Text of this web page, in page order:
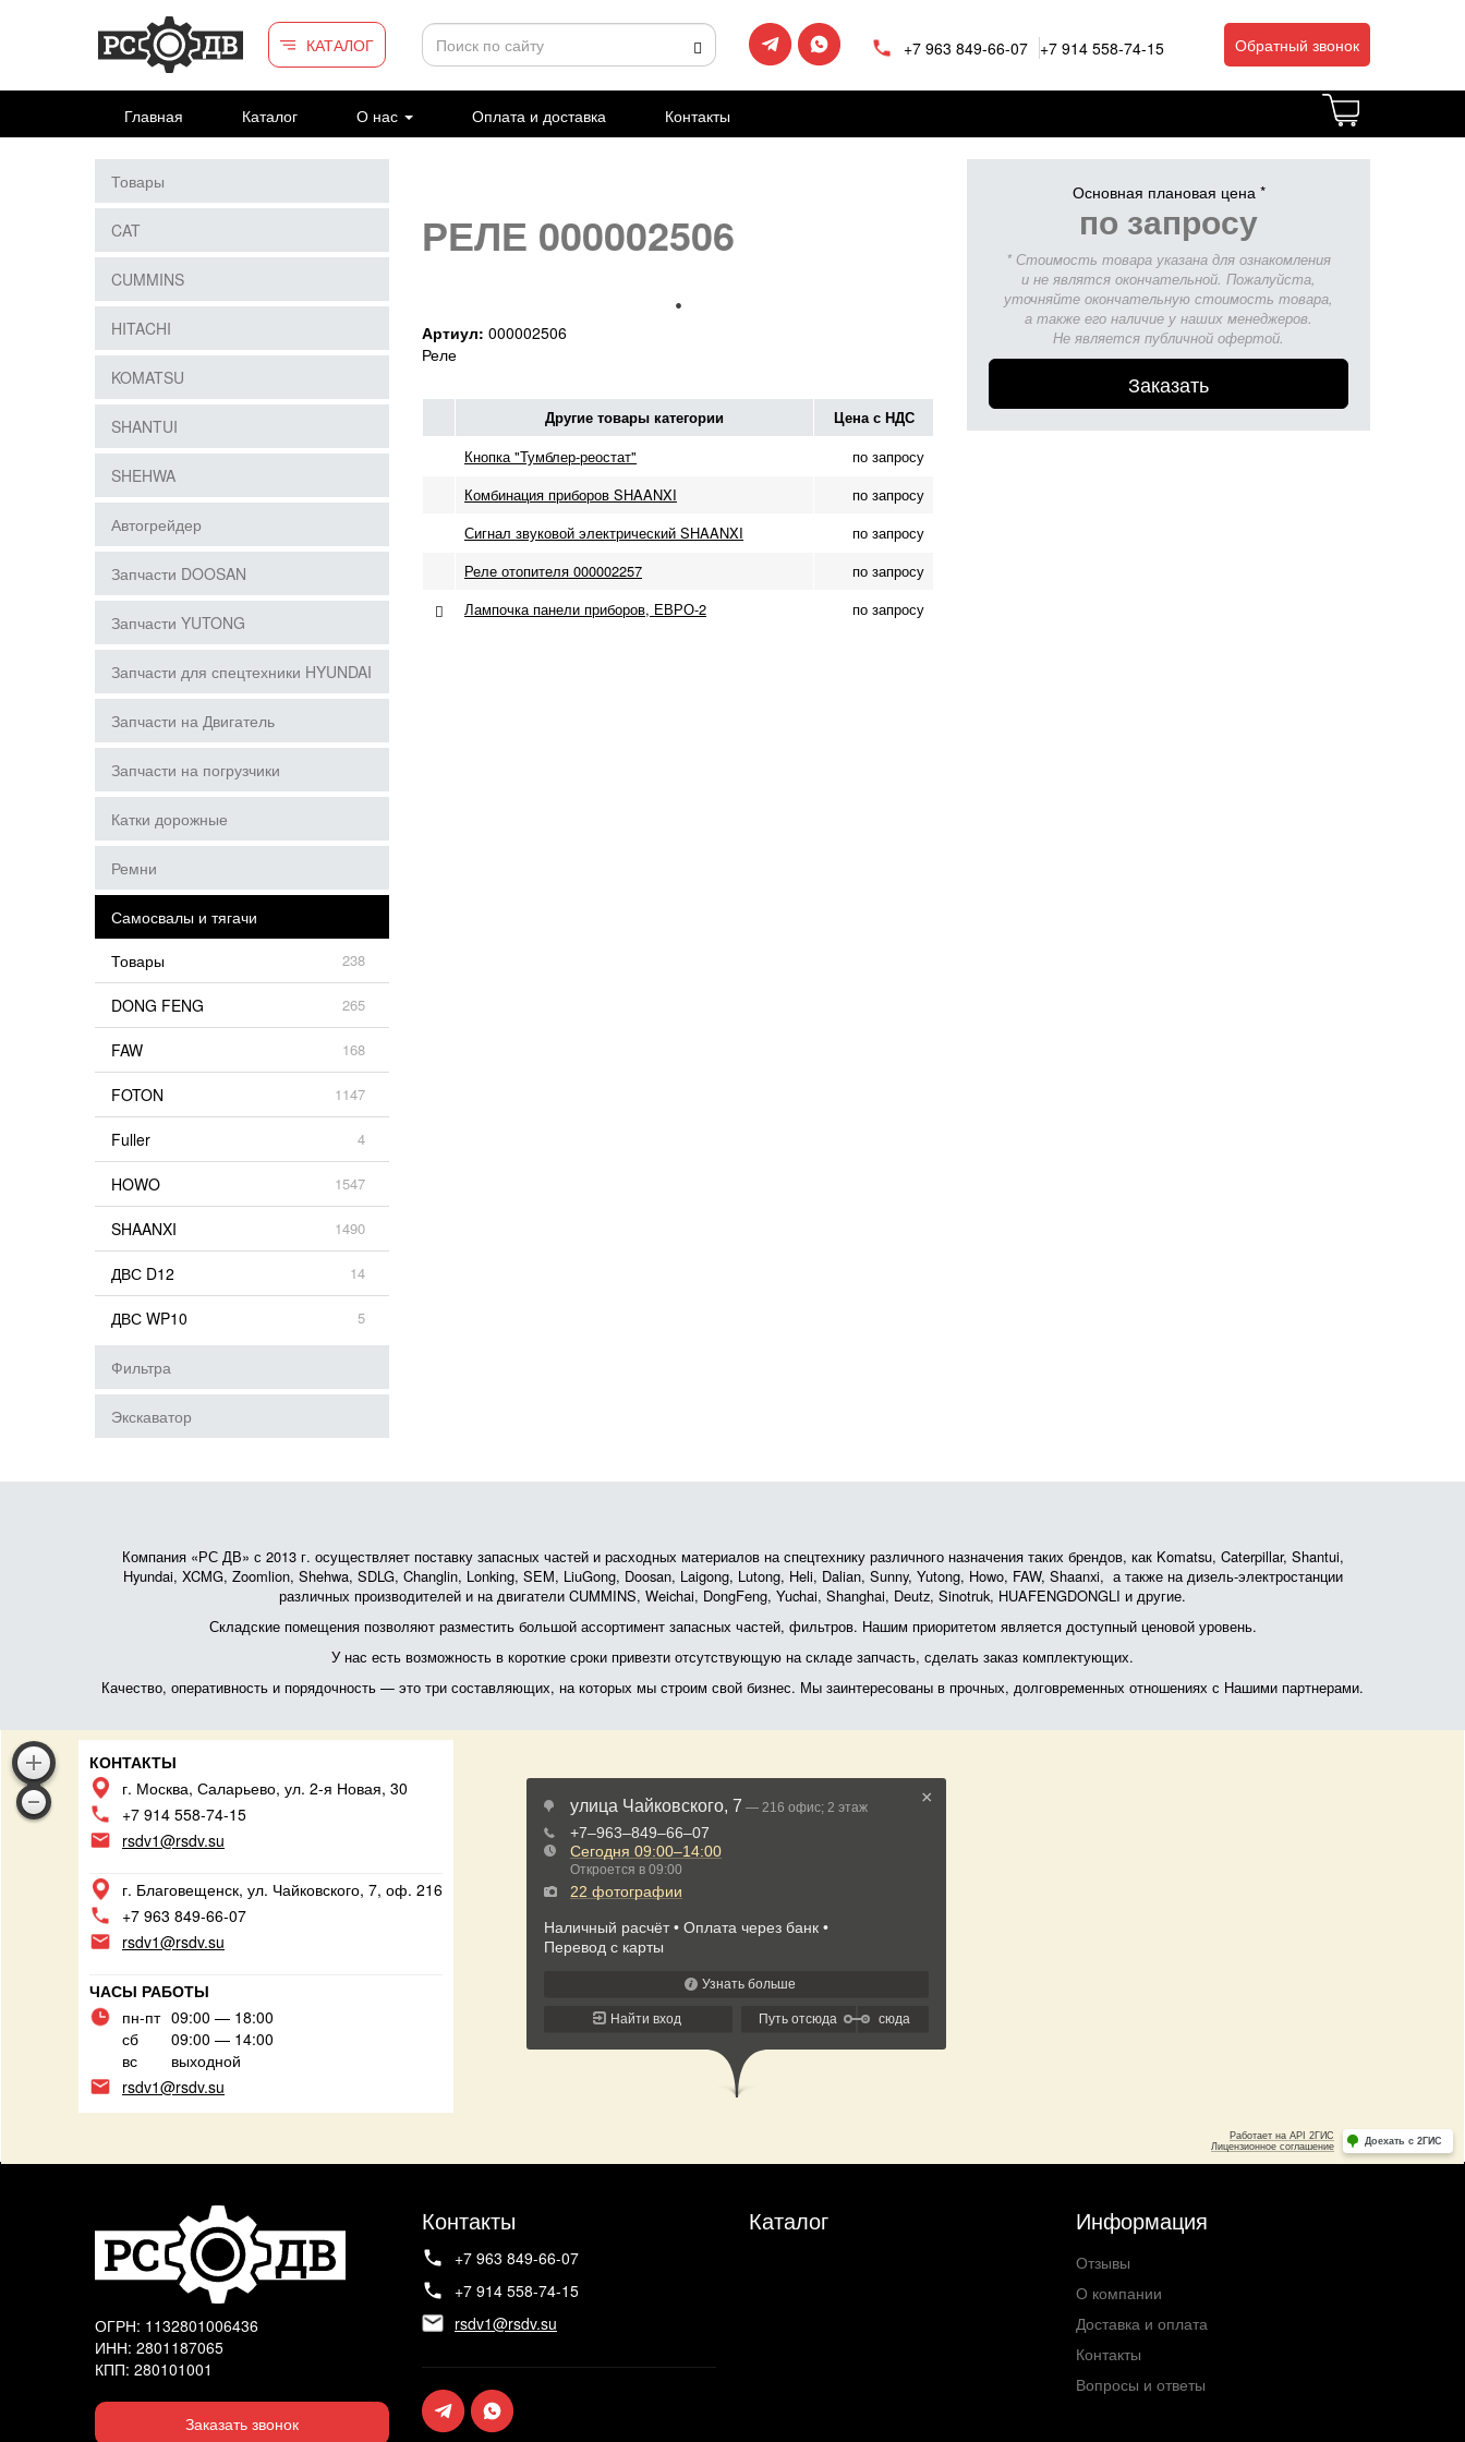
Перейти к основному содержанию
КАТАЛОГ
+7 963 849-66-07 +7 914 558-74-15 Обратный звонок
Главная Каталог О нас Оплата и доставка Контакты
РЕЛЕ 000002506
Артиул: 000002506
Реле
Другие товары категории Цена с НДС
Кнопка "Тумблер-реостат"
по запросу
Комбинация приборов SHAANXI
по запросу
Сигнал звуковой электрический SHAANXI
по запросу
Реле отопителя 000002257
по запросу
Лампочка панели приборов, ЕВРО-2
по запросу
Основная плановая цена *
по запросу
* Стоимость товара указана для ознакомления
и не являтся окончательной. Пожалуйста,
уточняйте окончательную стоимость товара,
а также его наличие у наших менеджеров.
Не является публичной офертой.
Заказать
Товары
CAT
CUMMINS
HITACHI
KOMATSU
SHANTUI
SHEHWA
Автогрейдер
Запчасти DOOSAN
Запчасти YUTONG
Запчасти для спецтехники HYUNDAI
Запчасти на Двигатель
Запчасти на погрузчики
Катки дорожные
Ремни
Самосвалы и тягачи
Товары
238
DONG FENG 265
FAW 168
FOTON 1147
Fuller 4
HOWO 1547
SHAANXI 1490
ДВС D12 14
ДВС WP10 5
Фильтра
Экскаватор
Компания «РС ДВ» с 2013 г. осуществляет поставку запасных частей и расходных материалов на спецтехнику различного назначения таких брендов, как Komatsu, Caterpillar, Shantui,
Hyundai, XCMG, Zoomlion, Shehwa, SDLG, Changlin, Lonking, SEM, LiuGong, Doosan, Laigong, Lutong, Heli, Dalian, Sunny, Yutong, Howo, FAW, Shaanxi, а также на дизель-электростанции
различных производителей и на двигатели CUMMINS, Weichai, DongFeng, Yuchai, Shanghai, Deutz, Sinotruk, HUAFENGDONGLI и другие.
Складские помещения позволяют разместить большой ассортимент запасных частей, фильтров. Нашим приоритетом является доступный ценовой уровень.
У нас есть возможность в короткие сроки привезти отсутствующую на складе запчасть, сделать заказ комплектующих.
Качество, оперативность и порядочность — это три составляющих, на которых мы строим свой бизнес. Мы заинтересованы в прочных, долговременных отношениях с Нашими партнерами.
КОНТАКТЫ
г. Москва, Саларьево, ул. 2-я Новая, 30
+7 914 558-74-15
rsdv1@rsdv.su
г. Благовещенск, ул. Чайковского, 7, оф. 216
+7 963 849-66-07
rsdv1@rsdv.su
ЧАСЫ РАБОТЫ
пн-пт 09:00 — 18:00
сб
09:00 — 14:00
вс
выходной
rsdv1@rsdv.su
ОГРН: 1132801006436
ИНН: 2801187065
КПП: 280101001
Заказать звонок
Контакты
+7 963 849-66-07
+7 914 558-74-15
rsdv1@rsdv.su
Каталог Информация
Отзывы
О компании
Доставка и оплата
Контакты
Вопросы и ответы